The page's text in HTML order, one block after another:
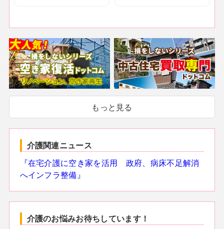
もっと見る
介護関連ニュース
『在宅介護に空き家を活用 政府、病床不足解消
へインフラ整備』
介護のお悩みお待ちしています！